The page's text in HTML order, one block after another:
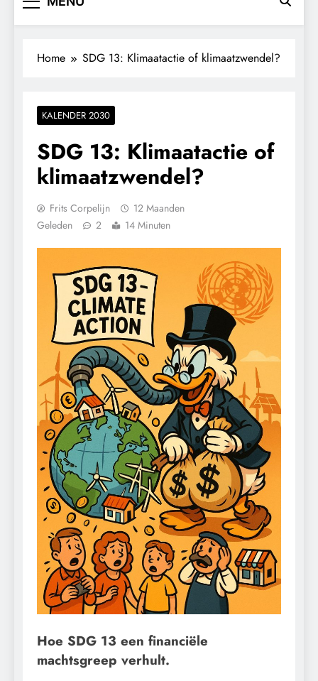
Home SDG 13: Klimaatactie of klimaatzwendel?
KALENDER 2030
SDG 13: Klimaatactie of
klimaatzwendel?
Frits Corpelijn
12 Maanden
Geleden
2 14 Minuten
Hoe SDG 13 een financiële
machtsgreep verhult.